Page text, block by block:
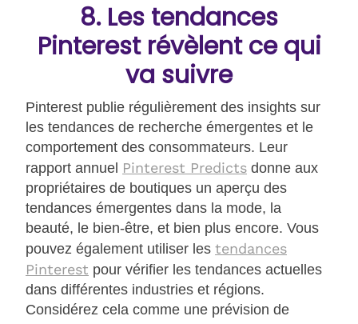
8. Les tendances
Pinterest révèlent ce qui
va suivre
Pinterest publie régulièrement des insights sur
les tendances de recherche émergentes et le
comportement des consommateurs. Leur
rapport annuel Pinterest Predicts donne aux
propriétaires de boutiques un aperçu des
tendances émergentes dans la mode, la
beauté, le bien-être, et bien plus encore. Vous
pouvez également utiliser les tendances
Pinterest pour vérifier les tendances actuelles
dans différentes industries et régions.
Considérez cela comme une prévision de